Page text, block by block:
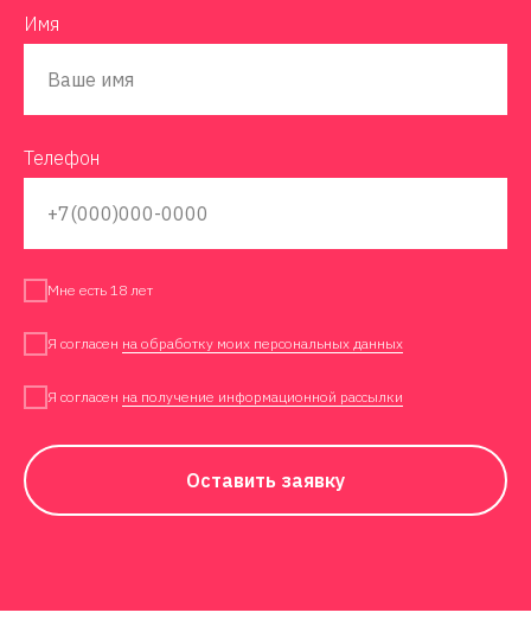
Имя
Телефон
Мне есть 18 лет
Я согласен на обработку моих персональных данных
Я согласен на получение информационной рассылки
Оставить заявку